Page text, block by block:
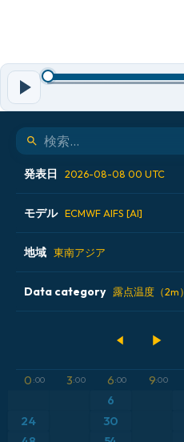
発表日 2026-08-08 00 UTC
2026-08-06 12 UTC
2026-08-07 00 UTC
2026-08-07 12 UTC
モデル ECMWF AIFS [AI]
ALADIN CZ 2.3 km
ECMWF AIFS [AI]
ICON ドイツ 2 km
地域 東南アジア
アイスランド
イタリア
Data category 露点温度（2m）
0 :00 3:00 6:00 9:00
6
24 30